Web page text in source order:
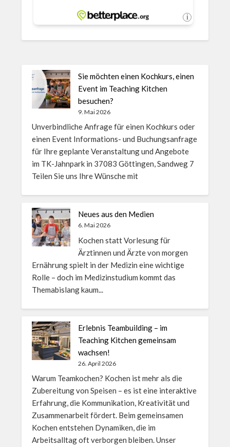
Sie möchten einen Kochkurs, einen
Event im Teaching Kitchen
besuchen?
9. Mai 2026
Unverbindliche Anfrage für einen Kochkurs oder
einen Event Informations- und Buchungsanfrage
für Ihre geplante Veranstaltung und Angebote
im TK-Jahnpark in 37083 Göttingen, Sandweg 7
Teilen Sie uns Ihre Wünsche mit
Neues aus den Medien
6. Mai 2026
Kochen statt Vorlesung für
Ärztinnen und Ärzte von morgen
Ernährung spielt in der Medizin eine wichtige
Rolle – doch im Medizinstudium kommt das
Themabislang kaum...
Erlebnis Teambuilding – im
Teaching Kitchen gemeinsam
wachsen!
26. April 2026
Warum Teamkochen? Kochen ist mehr als die
Zubereitung von Speisen – es ist eine interaktive
Erfahrung, die Kommunikation, Kreativität und
Zusammenarbeit fördert. Beim gemeinsamen
Kochen entstehen Dynamiken, die im
Arbeitsalltag oft verborgen bleiben. Unser